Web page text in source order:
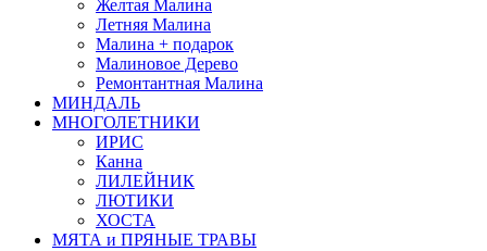
Желтая Малина
Летняя Малина
Малина + подарок
Малиновое Дерево
Ремонтантная Малина
МИНДАЛЬ
МНОГОЛЕТНИКИ
ИРИС
Канна
ЛИЛЕЙНИК
ЛЮТИКИ
ХОСТА
МЯТА и ПРЯНЫЕ ТРАВЫ